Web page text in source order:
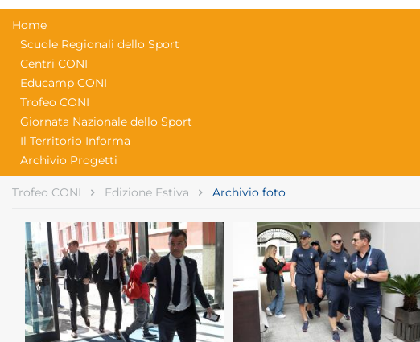
Home
Scuole Regionali dello Sport
Centri CONI
Educamp CONI
Trofeo CONI
Giornata Nazionale dello Sport
Il Territorio Informa
Archivio Progetti
Trofeo CONI Edizione Estiva Archivio foto